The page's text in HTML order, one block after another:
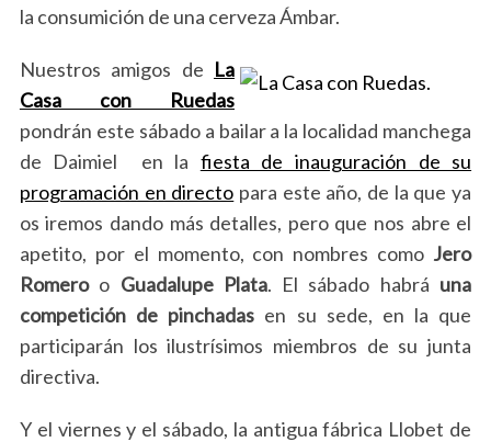
la consumición de una cerveza Ámbar.
Nuestros amigos de La
Casa con Ruedas
pondrán este sábado a bailar a la localidad manchega
de Daimiel en la fiesta de inauguración de su
programación en directo para este año, de la que ya
os iremos dando más detalles, pero que nos abre el
apetito, por el momento, con nombres como Jero
Romeroo Guadalupe Plata. El sábado habrá una
competición de pinchadas en su sede, en la que
participarán los ilustrísimos miembros de su junta
directiva.
Y el viernes y el sábado, la antigua fábrica Llobet de